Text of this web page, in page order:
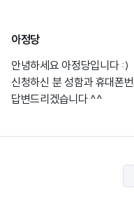
아정당
안녕하세요 아정당입니다 :)
신청하신 분 성함과 휴대폰
답변드리겠습니다 ^^